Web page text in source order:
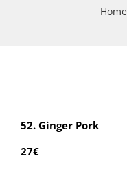
Home
52. Ginger Pork
27€